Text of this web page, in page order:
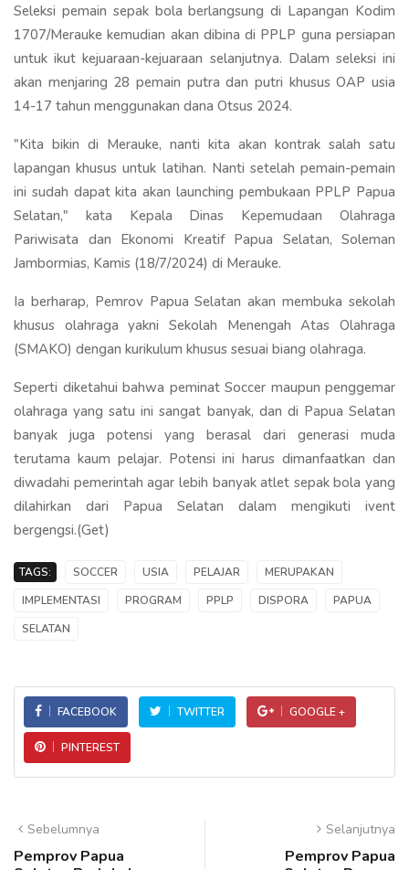
Seleksi pemain sepak bola berlangsung di Lapangan Kodim
1707/Merauke kemudian akan dibina di PPLP guna persiapan
untuk ikut kejuaraan-kejuaraan selanjutnya. Dalam seleksi ini
akan menjaring 28 pemain putra dan putri khusus OAP usia
14-17 tahun menggunakan dana Otsus 2024.
"Kita bikin di Merauke, nanti kita akan kontrak salah satu
lapangan khusus untuk latihan. Nanti setelah pemain-pemain
ini sudah dapat kita akan launching pembukaan PPLP Papua
Selatan," kata Kepala Dinas Kepemudaan Olahraga
Pariwisata dan Ekonomi Kreatif Papua Selatan, Soleman
Jambormias, Kamis (18/7/2024) di Merauke.
Ia berharap, Pemrov Papua Selatan akan membuka sekolah
khusus olahraga yakni Sekolah Menengah Atas Olahraga
(SMAKO) dengan kurikulum khusus sesuai biang olahraga.
Seperti diketahui bahwa peminat Soccer maupun penggemar
olahraga yang satu ini sangat banyak, dan di Papua Selatan
banyak juga potensi yang berasal dari generasi muda
terutama kaum pelajar. Potensi ini harus dimanfaatkan dan
diwadahi pemerintah agar lebih banyak atlet sepak bola yang
dilahirkan dari Papua Selatan dalam mengikuti ivent
bergengsi.(Get)
TAGS: SOCCER USIA PELAJAR
MERUPAKAN
IMPLEMENTASI
PROGRAM PPLP DISPORA
PAPUA
SELATAN
FACEBOOK TWITTER GOOGLE +
PINTEREST
Sebelumnya
Pemprov Papua
Selanjutnya
Pemprov Papua